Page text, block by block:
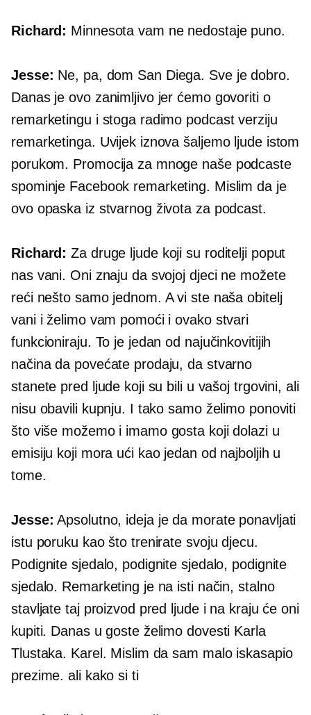
Richard: Minnesota vam ne nedostaje puno.
Jesse: Ne, pa, dom San Diega. Sve je dobro.
Danas je ovo zanimljivo jer ćemo govoriti o
remarketingu i stoga radimo podcast verziju
remarketinga. Uvijek iznova šaljemo ljude istom
porukom. Promocija za mnoge naše podcaste
spominje Facebook remarketing. Mislim da je
ovo opaska iz stvarnog života za podcast.
Richard: Za druge ljude koji su roditelji poput
nas vani. Oni znaju da svojoj djeci ne možete
reći nešto samo jednom. A vi ste naša obitelj
vani i želimo vam pomoći i ovako stvari
funkcioniraju. To je jedan od najučinkovitijih
načina da povećate prodaju, da stvarno
stanete pred ljude koji su bili u vašoj trgovini, ali
nisu obavili kupnju. I tako samo želimo ponoviti
što više možemo i imamo gosta koji dolazi u
emisiju koji mora ući kao jedan od najboljih u
tome.
Jesse: Apsolutno, ideja je da morate ponavljati
istu poruku kao što trenirate svoju djecu.
Podignite sjedalo, podignite sjedalo, podignite
sjedalo. Remarketing je na isti način, stalno
stavljate taj proizvod pred ljude i na kraju će oni
kupiti. Danas u goste želimo dovesti Karla
Tlustaka. Karel. Mislim da sam malo iskasapio
prezime. ali kako si ti